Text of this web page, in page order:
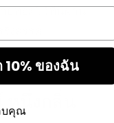
ยทอดไว้ที่นี่ผ่าน
สรรค์
นึ่งกลิ่น
ของฉัน
บคุณ